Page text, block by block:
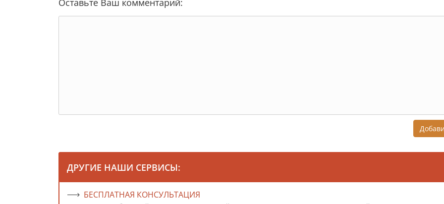
Оставьте Ваш комментарий:
ДРУГИЕ НАШИ СЕРВИСЫ:
БЕСПЛАТНАЯ КОНСУЛЬТАЦИЯ